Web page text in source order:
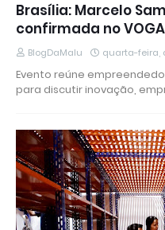
Brasília: Marcelo
confirmada no
BlogDaMalu quarta-feira,
Evento reúne
para discutir inovação,